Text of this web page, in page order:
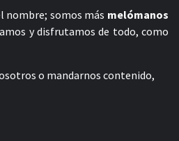
nombre; somos más melómanos
y disfrutamos de todo, como
o mandarnos contenido,